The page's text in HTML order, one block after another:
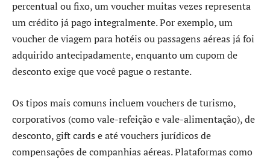
percentual ou fixo, um voucher muitas vezes representa
um crédito já pago integralmente. Por exemplo, um
voucher de viagem para hotéis ou passagens aéreas já foi
adquirido antecipadamente, enquanto um cupom de
desconto exige que você pague o restante.
Os tipos mais comuns incluem vouchers de turismo,
corporativos (como vale-refeição e vale-alimentação), de
desconto, gift cards e até vouchers jurídicos de
compensações de companhias aéreas. Plataformas como